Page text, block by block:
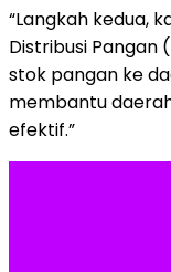
“Langkah kedua,
Distribusi Pangan
stok pangan ke
membantu
efektif.”